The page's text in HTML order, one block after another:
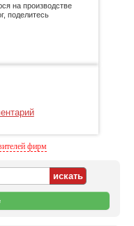
на производстве
поделитесь
фирм